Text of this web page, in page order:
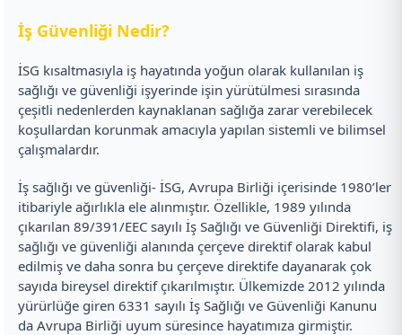
İş Güvenliği Nedir?
İSG kısaltmasıyla iş hayatında yoğun olarak kullanılan iş
sağlığı ve güvenliği işyerinde işin yürütülmesi sırasında
çeşitli nedenlerden kaynaklanan sağlığa zarar verebilecek
koşullardan korunmak amacıyla yapılan sistemli ve bilimsel
çalışmalardır.
İş sağlığı ve güvenliği- İSG, Avrupa Birliği içerisinde 1980’ler
itibariyle ağırlıkla ele alınmıştır. Özellikle, 1989 yılında
çıkarılan 89/391/EEC sayılı İş Sağlığı ve Güvenliği Direktifi, iş
sağlığı ve güvenliği alanında çerçeve direktif olarak kabul
edilmiş ve daha sonra bu çerçeve direktife dayanarak çok
sayıda bireysel direktif çıkarılmıştır. Ülkemizde 2012 yılında
yürürlüğe giren 6331 sayılı İş Sağlığı ve Güvenliği Kanunu
da Avrupa Birliği uyum süresince hayatımıza girmiştir.